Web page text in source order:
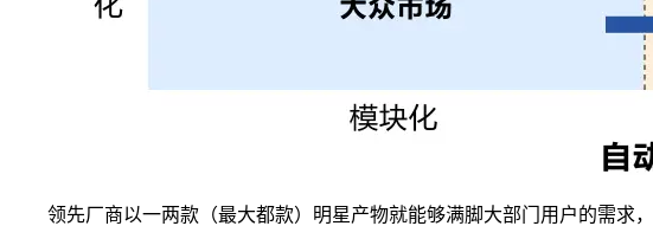
领先厂商以一两款（最大都款）明星产物就能够满脚大部门用户的需求